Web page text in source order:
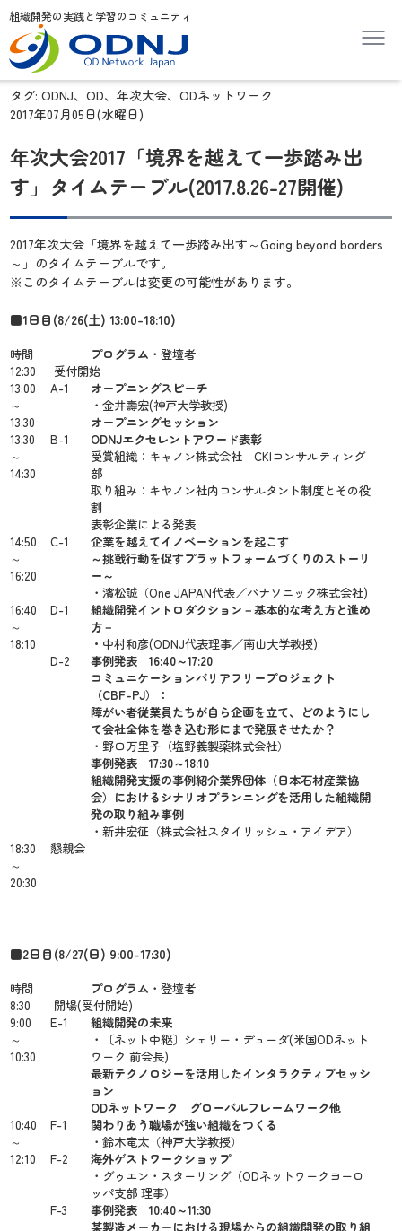
組織開発の実践と学習のコミュニティ
タグ:ODNJ、OD、年次大会、ODネットワーク
2017年07月05日(水曜日)
年次大会2017「境界を越えて一歩踏み出
す」タイムテーブル(2017.8.26-27開催)
2017年次大会「境界を越えて一歩踏み出す～Going beyond borders
～」のタイムテーブルです。
※このタイムテーブルは変更の可能性があります。
■1日目(8/26(土) 13:00-18:10)
時間 プログラム ・登壇者
12:30
受付開始
13:00
～
13:30
A-1
オープニングスピーチ
・金井壽宏(神戸大学教授)
オープニングセッション
13:30
～
14:30
B-1 ODNJエクセレントアワード表彰
受賞組織：キャノン株式会社 CKIコンサルティング
部
取り組み：キヤノン社内コンサルタント制度とその役
割
表彰企業による発表
14:50
～
16:20
C-1
企業を越えてイノベーションを起こす
～挑戦行動を促すプラットフォームづくりのストーリ
ー～
・濱松誠（One JAPAN代表／パナソニック株式会社)
16:40
～
18:10
D-1
組織開発イントロダクション－基本的な考え方と進め
方－
・ 中村和彦(ODNJ代表理事／南山大学教授)
D-2
事例発表 16:40～17:20
コミュニケーションバリアフリープロジェクト
（CBF-PJ）：
障がい者従業員たちが自ら企画を立て、どのようにし
て会社全体を巻き込む形にまで発展させたか？
・野口万里子（塩野義製薬株式会社）
事例発表 17:30～18:10
組織開発支援の事例紹介業界団体（日本石材産業協
会）におけるシナリオプランニングを活用した組織開
発の取り組み事例
・新井宏征（株式会社スタイリッシュ・アイデア）
18:30
～
20:30
懇親会
■2日目(8/27(日) 9:00-17:30)
時間 プログラム ・登壇者
8:30
開場(受付開始)
9:00
～
10:30
E-1
組織開発の未来
・〔ネット中継〕シェリー・デューダ(米国ODネット
ワーク 前会長)
最新テクノロジーを活用したインタラクティブセッシ
ョン
ODネットワーク グローバルフレームワーク他
10:40
～
12:10
F-1
関わりあう職場が強い組織をつくる
・鈴木竜太（神戸大学教授）
F-2
海外ゲストワークショップ
・グゥエン・スターリング（ODネットワークヨーロ
ッパ支部 理事）
F-3
事例発表 10:40～11:30
某製造メーカーにおける現場からの組織開発の取り組